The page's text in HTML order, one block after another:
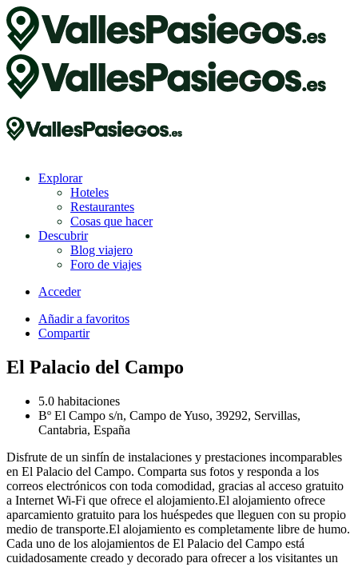
Explorar
Hoteles
Restaurantes
Cosas que hacer
Descubrir
Blog viajero
Foro de viajes
Acceder
Añadir a favoritos
Compartir
El Palacio del Campo
5.0 habitaciones
Bº El Campo s/n, Campo de Yuso, 39292, Servillas,
Cantabria, España
Disfrute de un sinfín de instalaciones y prestaciones incomparables
en El Palacio del Campo. Comparta sus fotos y responda a los
correos electrónicos con toda comodidad, gracias al acceso gratuito
a Internet Wi-Fi que ofrece el alojamiento.El alojamiento ofrece
aparcamiento gratuito para los huéspedes que lleguen con su propio
medio de transporte.El alojamiento es completamente libre de humo.
Cada uno de los alojamientos de El Palacio del Campo está
cuidadosamente creado y decorado para ofrecer a los visitantes un